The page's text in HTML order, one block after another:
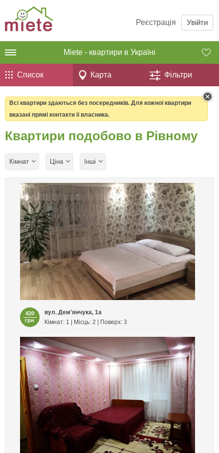
Реєстрація Увійти
Miete - квартири в Україні
Список Карта Фільтри
Всі квартири здаються без посередників. Для кожної квартири
вказані прямі контакти її власника.
Квартири подобово в Рівному
Кімнат Ціна Інші
420
грн
вул. Дем'янчука, 1а
Кімнат: 1 | Місць: 2 | Поверх: 3